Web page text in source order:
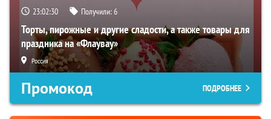
23:02:29 Получили:6
Торты, пирожные и другие сладости, а также товары для
праздника на «Флаувау»
Россия
Промокод ПОДРОБНЕЕ